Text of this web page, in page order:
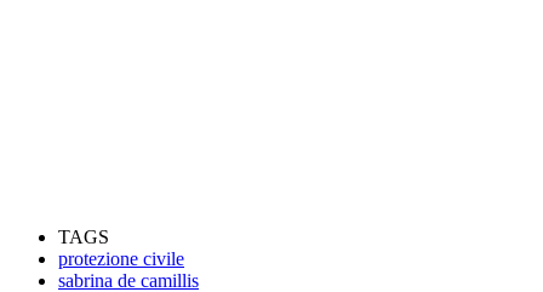
TAGS
protezione civile
sabrina de camillis